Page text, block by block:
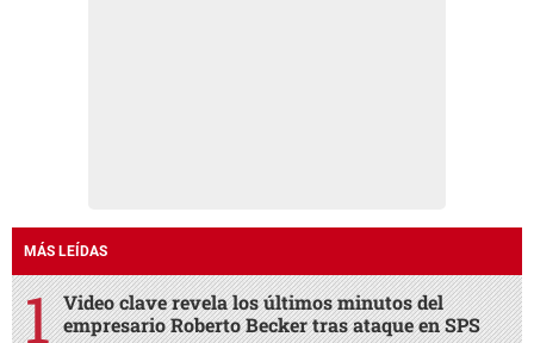
MÁS LEÍDAS
Video clave revela los últimos minutos del
empresario Roberto Becker tras ataque en SPS